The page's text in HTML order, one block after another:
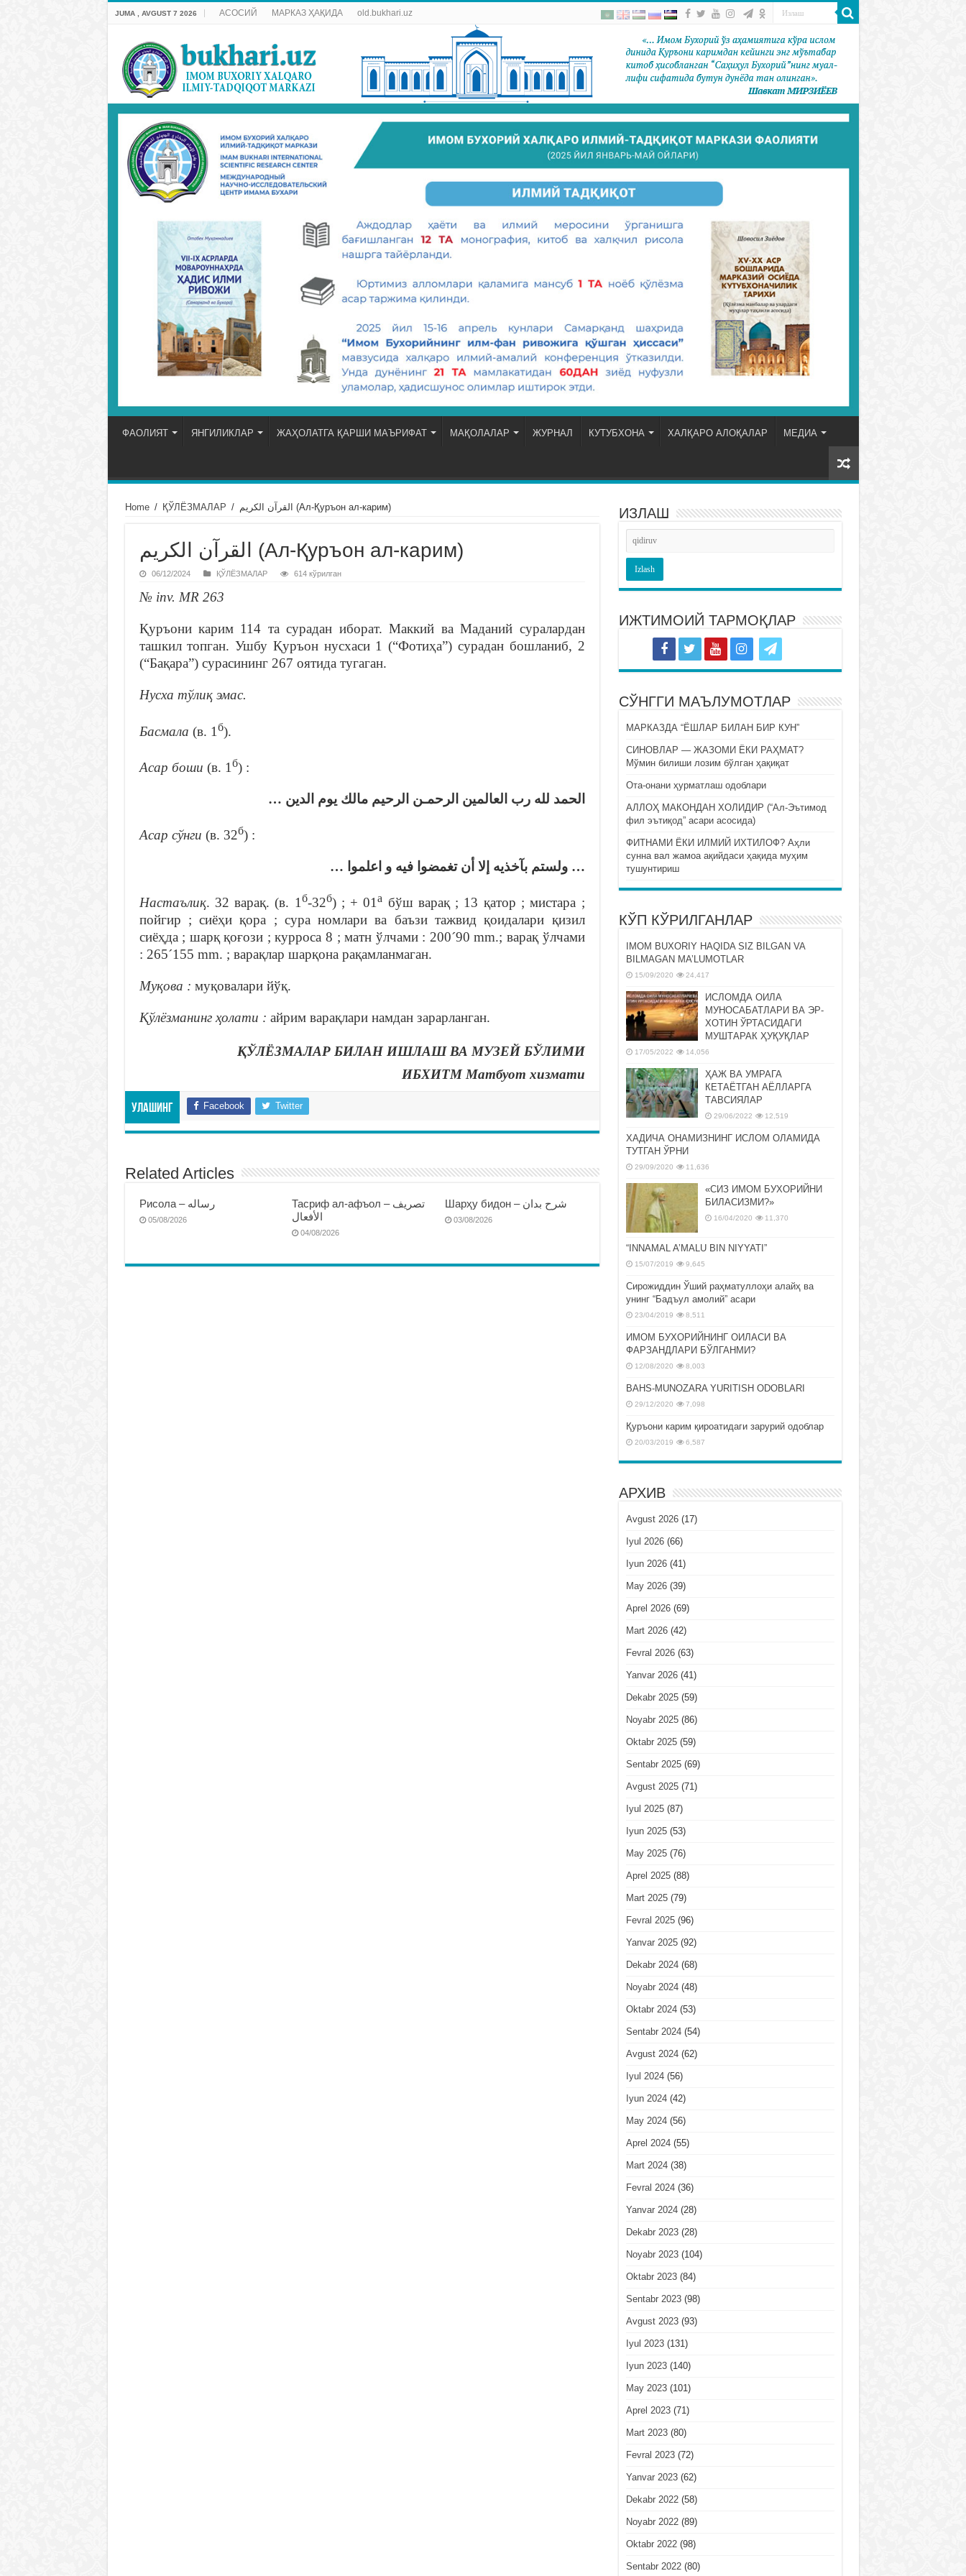
JUMA , AVGUST 7 2026 АСОСИЙ МАРКАЗ ҲАҚИДА old.bukhari.uz
ФАОЛИЯТ ЯНГИЛИКЛАР ЖАҲОЛАТГА ҚАРШИ МАЪРИФАТ МАҚОЛАЛАР ЖУРНАЛ КУТУБХОНА ХАЛҚАРО АЛОҚАЛАР МЕДИА
Home / ҚЎЛЁЗМАЛАР / القرآن الكريم (Ал-Қуръон ал-карим)
القرآن الكريم (Ал-Қуръон ал-карим)
06/12/2024 ҚЎЛЁЗМАЛАР 614 кўрилган
№ inv. MR 263
Қуръони карим 114 та сурадан иборат. Маккий ва Маданий суралардан
ташкил топган. Ушбу Қуръон нусхаси 1 (“Фотиҳа”) сурадан бошланиб, 2
(“Бақара”) сурасининг 267 оятида тугаган.
Нусха тўлиқ эмас.
Басмала (в. 1 б).
Асар боши (в. 1 б) :
الحمد لله رب العالمين الرحمـن الرحيم مالك يوم الدين …
Асар сўнги (в. 32б) :
… ولستم بآخذيه إلا أن تغمضوا فيه و اعلموا …
Настаълиқ. 32 варақ. (в. 1б-32б) ; + 01а бўш варақ ; 13 қатор ; мистара ;
пойгир ; сиёҳи қора ; сура номлари ва баъзи тажвид қоидалари қизил
сиёҳда ; шарқ қоғози ; курроса 8 ; матн ўлчами : 200´90 mm.; варақ ўлчами
: 265´155 mm. ; варақлар шарқона рақамланмаган.
Муқова : муқовалари йўқ.
Қўлёзманинг ҳолати : айрим варақлари намдан зарарланган.
ҚЎЛЁЗМАЛАР БИЛАН ИШЛАШ ВА МУЗЕЙ БЎЛИМИ
ИБХИТМ Матбуот хизмати
Улашинг Facebook Twitter
Related Articles
Рисола – رساله
05/08/2026
Тасриф ал-афъол – تصريف
الأفعال
04/08/2026
Шарҳу бидон – شرح بدان
03/08/2026
ИЗЛАШ
ИЖТИМОИЙ ТАРМОҚЛАР
СЎНГГИ МАЪЛУМОТЛАР
МАРКАЗДА “ЁШЛАР БИЛАН БИР КУН”
СИНОВЛАР — ЖАЗОМИ ЁКИ РАҲМАТ?
Мўмин билиши лозим бўлган ҳақиқат
Ота-онани ҳурматлаш одоблари
АЛЛОҲ МАКОНДАН ХОЛИДИР (“Ал-Эътимод
фил эътиқод” асари асосида)
ФИТНАМИ ЁКИ ИЛМИЙ ИХТИЛОФ? Аҳли
сунна вал жамоа ақийдаси ҳақида муҳим
тушунтириш
КЎП КЎРИЛГАНЛАР
IMOM BUXORIY HAQIDA SIZ BILGAN VA
BILMAGAN MA’LUMOTLAR
15/09/2020 24,417
ИСЛОМДА ОИЛА
МУНОСАБАТЛАРИ ВА ЭР-
ХОТИН ЎРТАСИДАГИ
МУШТАРАК ҲУҚУҚЛАР
17/05/2022 14,056
ҲАЖ ВА УМРАГА
КЕТАЁТГАН АЁЛЛАРГА
ТАВСИЯЛАР
29/06/2022 12,519
ХАДИЧА ОНАМИЗНИНГ ИСЛОМ ОЛАМИДА
ТУТГАН ЎРНИ
29/09/2020 11,636
«СИЗ ИМОМ БУХОРИЙНИ
БИЛАСИЗМИ?»
16/04/2020 11,370
“INNAMAL A’MALU BIN NIYYATI”
15/07/2019 9,645
Сирожиддин Ўший раҳматуллоҳи алайҳ ва
унинг “Бадъул амолий” асари
23/04/2019 8,511
ИМОМ БУХОРИЙНИНГ ОИЛАСИ ВА
ФАРЗАНДЛАРИ БЎЛГАНМИ?
12/08/2020 8,003
BAHS-MUNOZARA YURITISH ODOBLARI
29/12/2020 7,098
Қуръони карим қироатидаги зарурий одоблар
20/03/2019 6,587
АРХИВ
Avgust 2026(17)
Iyul 2026(66)
Iyun 2026(41)
May 2026(39)
Aprel 2026(69)
Mart 2026(42)
Fevral 2026(63)
Yanvar 2026(41)
Dekabr 2025(59)
Noyabr 2025(86)
Oktabr 2025(59)
Sentabr 2025(69)
Avgust 2025(71)
Iyul 2025(87)
Iyun 2025(53)
May 2025(76)
Aprel 2025(88)
Mart 2025(79)
Fevral 2025(96)
Yanvar 2025(92)
Dekabr 2024(68)
Noyabr 2024(48)
Oktabr 2024(53)
Sentabr 2024(54)
Avgust 2024(62)
Iyul 2024(56)
Iyun 2024(42)
May 2024(56)
Aprel 2024(55)
Mart 2024(38)
Fevral 2024(36)
Yanvar 2024(28)
Dekabr 2023(28)
Noyabr 2023(104)
Oktabr 2023(84)
Sentabr 2023(98)
Avgust 2023(93)
Iyul 2023(131)
Iyun 2023(140)
May 2023(101)
Aprel 2023(71)
Mart 2023(80)
Fevral 2023(72)
Yanvar 2023(62)
Dekabr 2022(58)
Noyabr 2022(89)
Oktabr 2022(98)
Sentabr 2022(80)